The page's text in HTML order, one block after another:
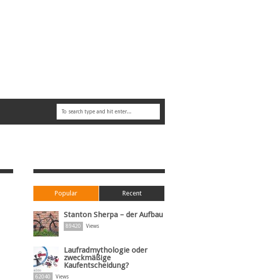
Popular Recent
Stanton Sherpa – der Aufbau
89420 Views
Laufradmythologie oder
zweckmäßige
Kaufentscheidung?
62040 Views